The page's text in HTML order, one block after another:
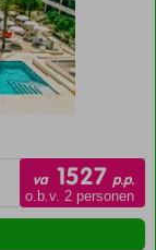
va 1527 p.p.
o.b.v. 2 personen